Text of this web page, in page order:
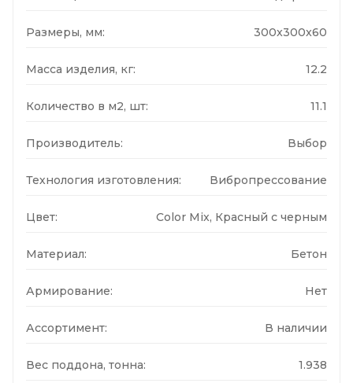
Размеры, мм: 300x300x60
Масса изделия, кг: 12.2
Количество в м2, шт: 11.1
Производитель: Выбор
Технология изготовления: Вибропрессование
Цвет: Color Mix, Красный с черным
Материал: Бетон
Армирование: Нет
Ассортимент: В наличии
Вес поддона, тонна: 1.938